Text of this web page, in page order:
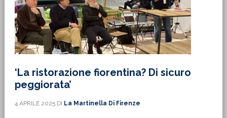
‘La ristorazione fiorentina? Di sicuro
peggiorata’
4 APRILE 2025DI La Martinella Di Firenze